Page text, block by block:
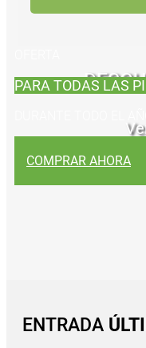
PARA TODAS LAS
COMPRAR AHORA
ENTRADA